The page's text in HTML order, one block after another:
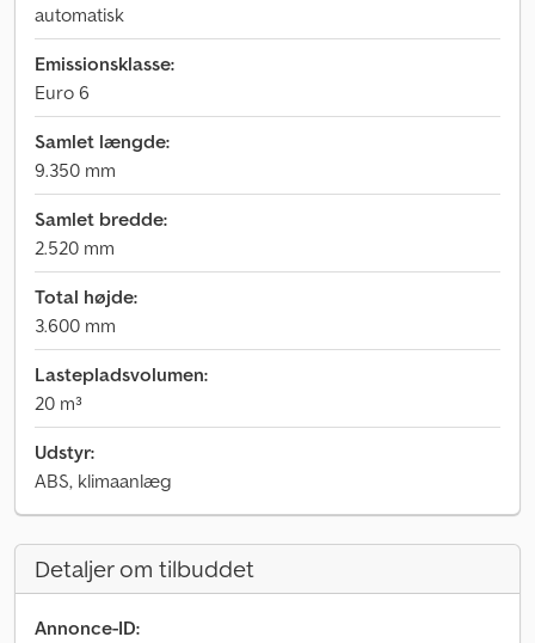
automatisk
Emissionsklasse:
Euro 6
Samlet længde:
9.350 mm
Samlet bredde:
2.520 mm
Total højde:
3.600 mm
Lastepladsvolumen:
20 m³
Udstyr:
ABS, klimaanlæg
Detaljer om tilbuddet
Annonce-ID: